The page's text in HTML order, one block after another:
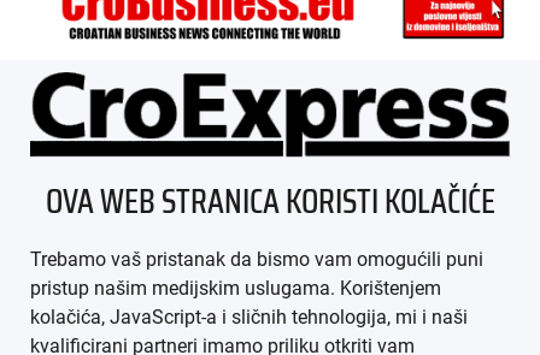
ÜBER UNS
IMPRESSUM
AGB
DATENSCHUTZ
OVA WEB STRANICA KORISTI KOLAČIĆE
Trebamo vaš pristanak da bismo vam omogućili puni
pristup našim medijskim uslugama. Korištenjem
kolačića, JavaScript-a i sličnih tehnologija, mi i naši
kvalificirani partneri imamo priliku otkriti vam